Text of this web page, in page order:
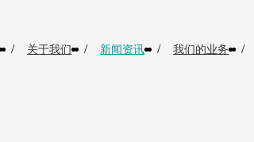
/ 关于我们 / 新闻资讯 / 我们的业务 /